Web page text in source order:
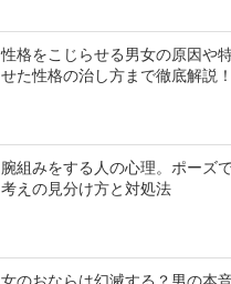
性格をこじらせる男女の原因や
せた性格の治し方まで徹底解説！
腕組みをする人の心理。ポーズ
考えの見分け方と対処法